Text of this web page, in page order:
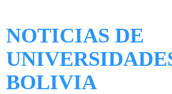
NOTICIAS DE
BOLIVIA